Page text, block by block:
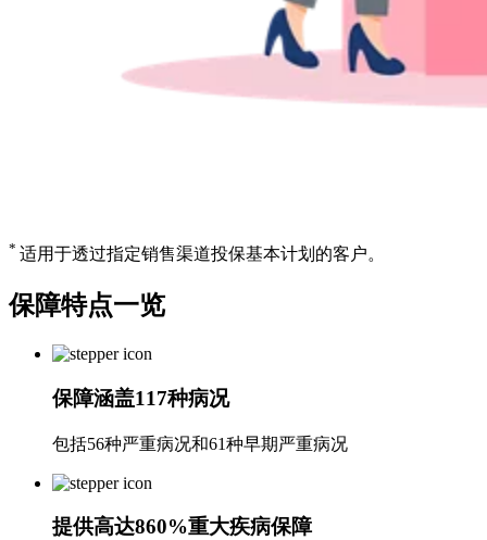
* 适用于透过指定销售渠道投保基本计划的客户。
保障特点一览
保障涵盖117种病况
包括56种严重病况和61种早期严重病况
提供高达860%重大疾病保障